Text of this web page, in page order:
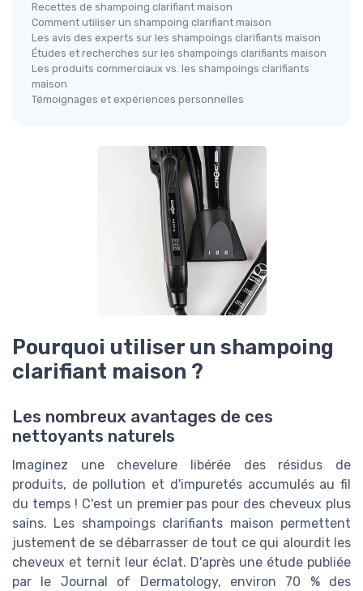
Recettes de shampoing clarifiant maison
Comment utiliser un shampoing clarifiant maison
Les avis des experts sur les shampoings clarifiants maison
Études et recherches sur les shampoings clarifiants maison
Les produits commerciaux vs. les shampoings clarifiants
maison
Témoignages et expériences personnelles
Pourquoi utiliser un shampoing
clarifiant maison ?
Les nombreux avantages de ces
nettoyants naturels
Imaginez une chevelure libérée des résidus de
produits, de pollution et d'impuretés accumulés au fil
du temps ! C'est un premier pas pour des cheveux plus
sains. Les shampoings clarifiants maison permettent
justement de se débarrasser de tout ce qui alourdit les
cheveux et ternit leur éclat. D'après une étude publiée
par le Journal of Dermatology, environ 70 % des